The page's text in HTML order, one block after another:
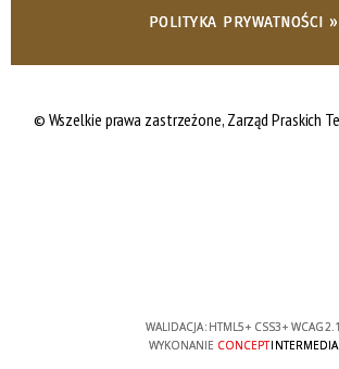
POLITYKA PRYWATNOŚCI »
© Wszelkie prawa zastrzeżone, Zarząd Praskich
WALIDACJA: HTML5+ CSS3+ WCAG 2.1
WYKONANIE CONCEPTINTERMEDIA